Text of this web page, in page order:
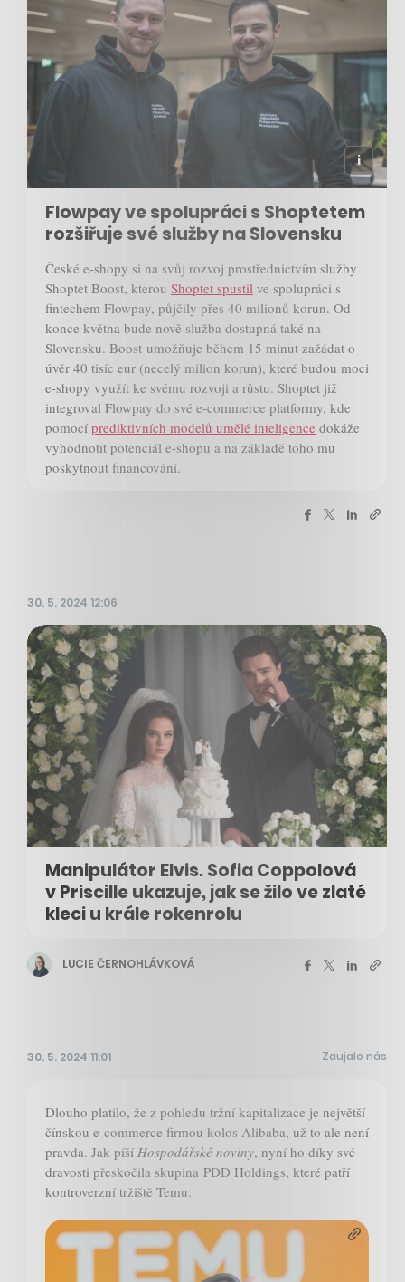
Flowpay ve spolupráci s Shoptetem
rozšiřuje své služby na Slovensku
České e-shopy si na svůj rozvoj prostřednictvím služby
Shoptet Boost, kterou Shoptet spustil ve spolupráci s
fintechem Flowpay, půjčily přes 40 milionů korun. Od
konce května bude nově služba dostupná také na
Slovensku. Boost umožňuje během 15 minut zažádat o
úvěr 40 tisíc eur (necelý milion korun), které budou moci
e-shopy využít ke svému rozvoji a růstu. Shoptet již
integroval Flowpay do své e-commerce platformy, kde
pomocí prediktivních modelů umělé inteligence dokáže
vyhodnotit potenciál e-shopu a na základě toho mu
poskytnout financování.
30. 5. 2024 12:06
Manipulátor Elvis. Sofia Coppolová
v Priscille ukazuje, jak se žilo ve zlaté
kleci u krále rokenrolu
LUCIE ČERNOHLÁVKOVÁ
30. 5. 2024 11:01 Zaujalo nás
Dlouho platilo, že z pohledu tržní kapitalizace je největší
čínskou e-commerce firmou kolos Alibaba, už to ale není
pravda. Jak píší Hospodářské noviny, nyní ho díky své
dravosti přeskočila skupina PDD Holdings, které patří
kontroverzní tržiště Temu.